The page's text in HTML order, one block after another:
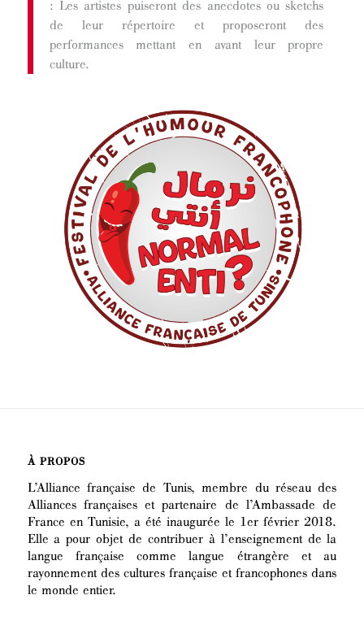
: Les artistes puiseront des anecdotes ou sketchs
de leur répertoire et proposeront des
performances mettant en avant leur propre
culture.
À PROPOS
L’Alliance française de Tunis, membre du réseau des
Alliances françaises et partenaire de l’Ambassade de
France en Tunisie, a été inaugurée le 1er février 2018.
Elle a pour objet de contribuer à l’enseignement de la
langue française comme langue étrangère et au
rayonnement des cultures française et francophones dans
le monde entier.